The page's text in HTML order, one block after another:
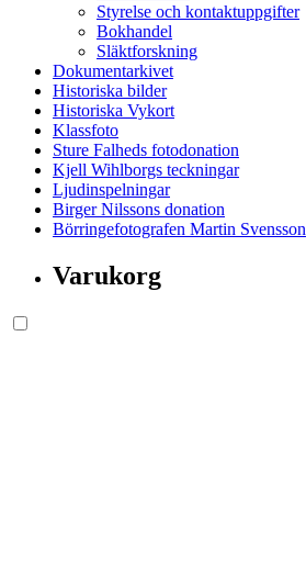
Styrelse och kontaktuppgifter
Bokhandel
Släktforskning
Dokumentarkivet
Historiska bilder
Historiska Vykort
Klassfoto
Sture Falheds fotodonation
Kjell Wihlborgs teckningar
Ljudinspelningar
Birger Nilssons donation
Börringefotografen Martin Svensson
Varukorg